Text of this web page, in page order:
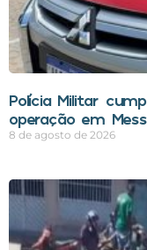
Polícia Militar
operação em
8 de agosto de 2026